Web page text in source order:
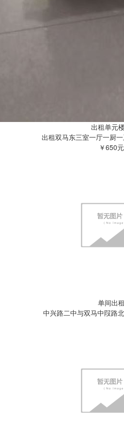
出租单元楼
出租双马东三室一厅一厨
￥650元
单间出租
中兴路二中与双马中叚路